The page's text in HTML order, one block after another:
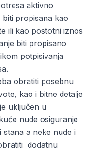
aktivno
biti propisana kao
ili kao postotni iznos
biti propisano
potpisivanja
obratiti posebnu
kao i bitne detalje
uključen u
nude osiguranje
stana a neke nude i
dodatnu